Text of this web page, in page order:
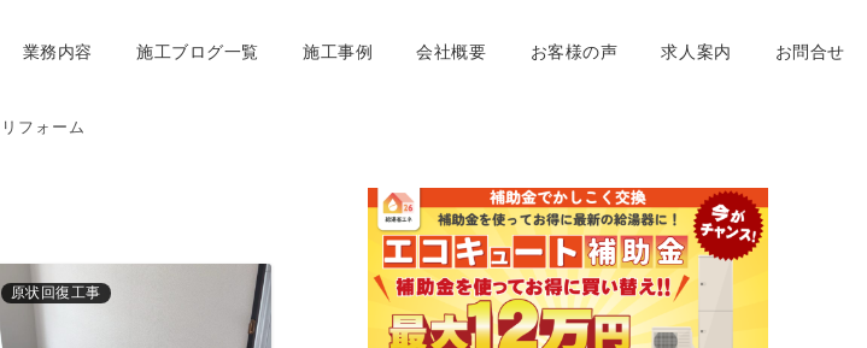
業務内容 施工ブログ一覧 施工事例 会社概要 お客様の声 求人案内 お問合せ
リフォーム
原状回復工事